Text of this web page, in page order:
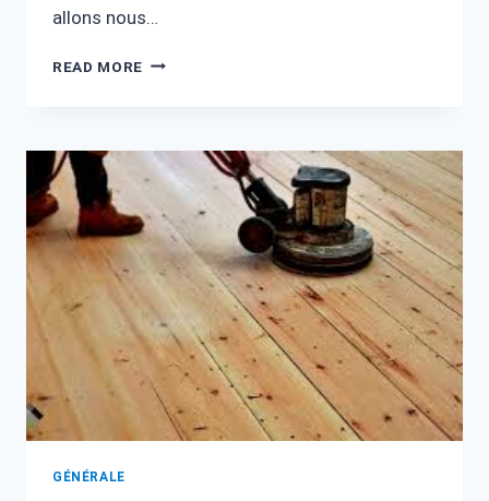
allons nous…
READ MORE COMMENT
AU
LASER :
SCIENCE
DERRIÈRE
LES
MACHINES
LASER
GÉNÉRALE